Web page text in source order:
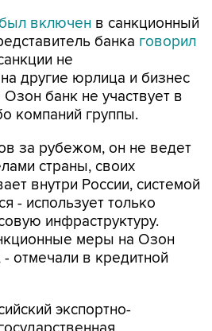
включен в санкционный
банка говорил
не
другие юрлица и бизнес
банк не участвует в
компаний группы.
за рубежом, он не ведет
страны, своих
внутри России, системой
- использует только
инфраструктуру.
меры на Озон
отмечали в кредитной
экспортно-